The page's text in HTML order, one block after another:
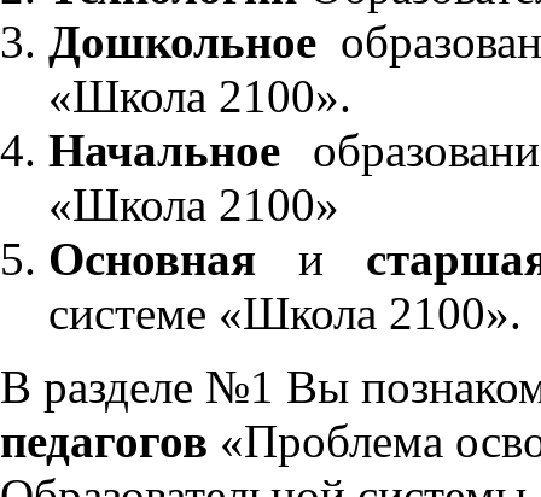
Дошкольное
«Школа 2100».
Начальное
«Школа 2100»
Основнаяи
системе «Школа 2100».
В разделе №1 Вы
педагогов «Проблема